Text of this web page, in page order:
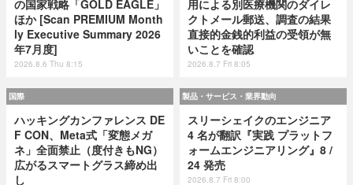
の国家戦略「GOLD EAGLE」
ほか [Scan PREMIUM Month
ly Executive Summary 2026
年7月度]
2026.8.6 Thu 8:15
用による別医療機関のダイレ
クトメール郵送、調査の結果
直接的金銭的利益の受領が無
いことを確認
2026.8.7 Fri 8:05
国際
ハッキングカンファレンス DE
F CON、Meta式「変態メガ
ネ」全面禁止（度付きもNG）
広がるスマートグラス締め出
し
製品・サービス・業界動向
スリーシェイクのエンジニア
4 名が翻訳『実践 プラットフ
ォームエンジニアリング』8 /
24 発売
2026.8.7 Fri 8:00